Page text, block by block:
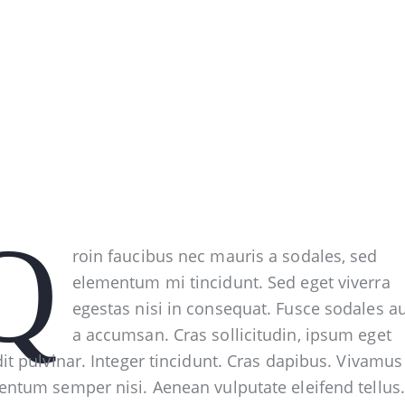
roin faucibus nec mauris a sodales, sed
elementum mi tincidunt. Sed eget viverra
egestas nisi in consequat. Fusce sodales
a accumsan. Cras sollicitudin, ipsum eget
pulvinar. Integer tincidunt. Cras dapibus. Vivamus
semper nisi. Aenean vulputate eleifend tellus.